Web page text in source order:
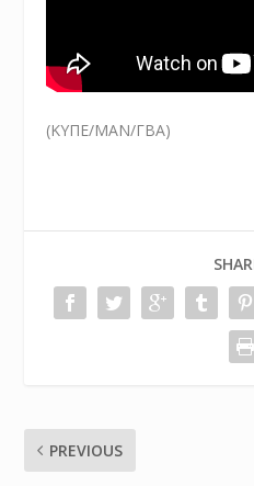
(ΚΥΠΕ/ΜΑΝ/ΓΒΑ)
PREVIOUS